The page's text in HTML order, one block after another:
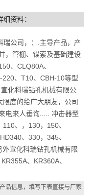
细资料：
瑞公司，：.主导产品，产
，管棚、锚索及基础建设
、CLQ80A、
、T10、CBH-10等型
化科瑞钻孔机械有限公
度的给广大朋友，公司
电来人垂询..... 冲击器型
、，130，150、
、330，345、
宣化科瑞钻孔机械有限
、KR360A、
品信息，填写下表直接与厂家